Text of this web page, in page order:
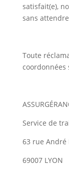
satisfait(e),
sans
Toute
coordonnées
Service de
63 rue André
69007 LYON